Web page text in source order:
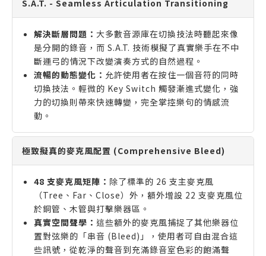
S.A.T. - Seamless Articulation Transitioning
解決斷層問題： 大多數音源庫在切換技法時聽起來像
是分開的錄音，而 S.A.T. 技術模擬了真實樂手在不中
斷運弓的情況下改變演奏方式的自然過程。
流暢的動態變化： 允許使用者在按住一個音符的同時
切換技法。輕微的 Key Switch 觸發漸進式變化，強
力的切換則帶來快速轉變，完全掌控樂句的情感流
動。
極致擬真的麥克風配置 (Comprehensive Bleed)
48 支麥克風矩陣： 除了標準的 26 支主麥克風
（Tree、Far、Close）外，額外增設 22 支麥克風位
於銅管、木管與打擊樂器區。
真實空間聲學： 這些額外的麥克風捕捉了其他樂器位
置對弦樂的「串音 (Bleed)」，使用者可自由混合這
些訊號，從乾淨的聲音到充滿錄音室色彩的飽滿聲